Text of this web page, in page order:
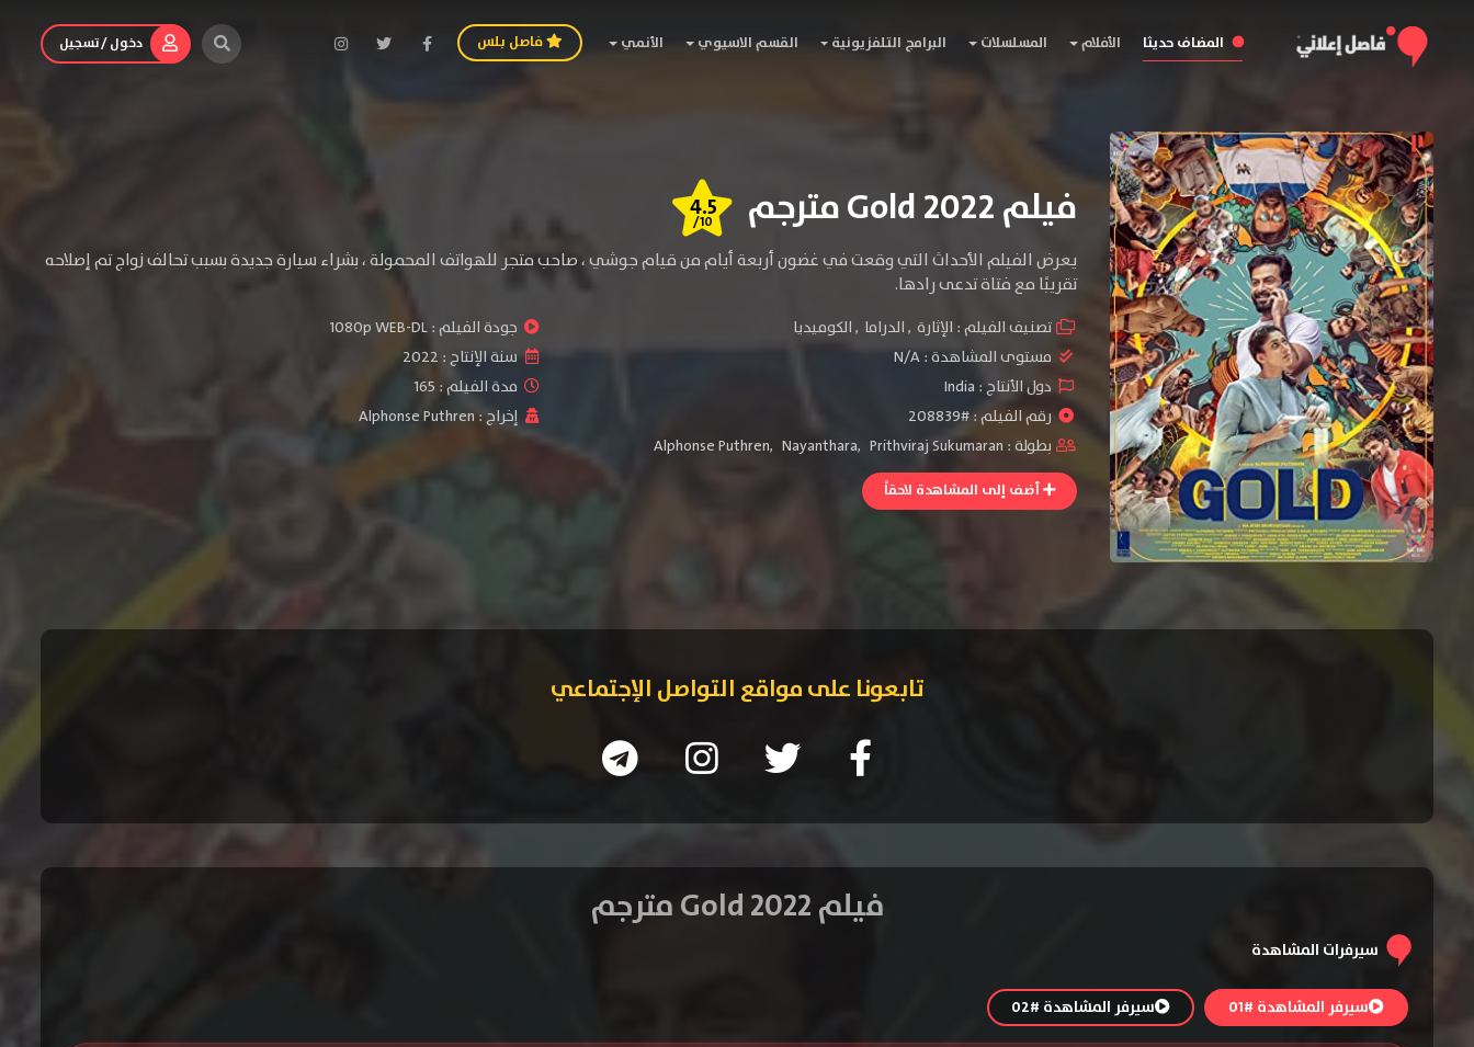
المضاف حديثا الأفلام المسلسلات البرامج التلفزيونية القسم الاسيوي الأنمي فاصل بلس دخول / تسجيل
فيلم Gold 2022 مترجم 4.5
/10
يعرض الفيلم الأحداث التي وقعت في غضون أربعة أيام من قيام جوشي ، صاحب متجر للهواتف المحمولة ، بشراء سيارة جديدة بسبب تحالف زواج تم إصلاحه
تقريبًا مع فتاة تدعى رادها.
تصنيف الفيلم : الإثارة ,الدراما ,الكوميديا جودة الفيلم :1080p WEB-DL
مستوى المشاهدة :N/A سنة الإنتاج : 2022
دول الأنتاج : India
مدة الفيلم : 165
رقم الفيلم : #208839
إخراج :Alphonse Puthren
بطولة :
Alphonse Puthren, Nayanthara, Prithviraj Sukumaran
أضف إلى المشاهدة لاحقاً
تابعونا على مواقع التواصل الإجتماعي
فيلم Gold 2022 مترجم
سيرفرات المشاهدة
سيرفر المشاهدة #01 سيرفر المشاهدة #02